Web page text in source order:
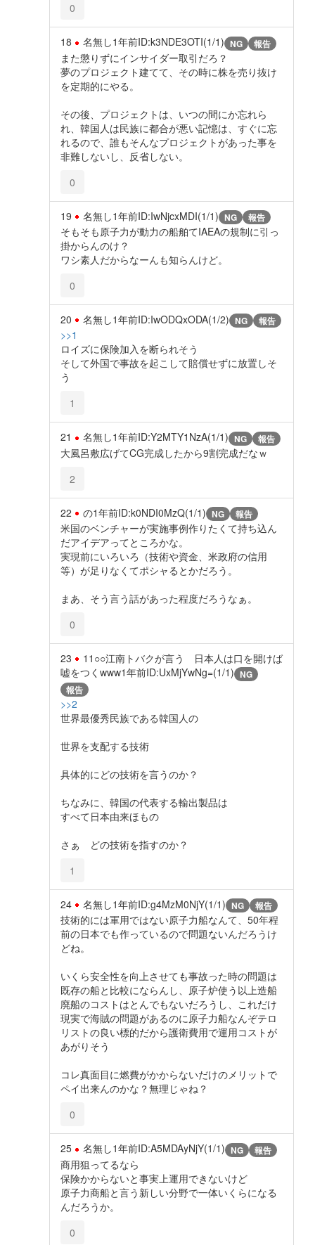
0
18 名無し1年前ID:k3NDE3OTI(1/1) NG 報告
また懲りずにインサイダー取引だろ？
夢のプロジェクト建てて、その時に株を売り抜け
を定期的にやる。
その後、プロジェクトは、いつの間にか忘れら
れ、韓国人は民族に都合が悪い記憶は、すぐに忘
れるので、誰もそんなプロジェクトがあった事を
非難しないし、反省しない。
0
19 名無し1年前ID:IwNjcxMDI(1/1) NG 報告
そもそも原子力が動力の船舶てIAEAの規制に引っ
掛からんのけ？
ワシ素人だからなーんも知らんけど。
0
20 名無し1年前ID:IwODQxODA(1/2) NG 報告
>>1
ロイズに保険加入を断られそう
そして外国で事故を起こして賠償せずに放置しそ
う
1
21 名無し1年前ID:Y2MTY1NzA(1/1) NG 報告
大風呂敷広げてCG完成したから9割完成だなｗ
2
22 の1年前ID:k0NDI0MzQ(1/1) NG 報告
米国のベンチャーが実施事例作りたくて持ち込ん
だアイデアってところかな。
実現前にいろいろ（技術や資金、米政府の信用
等）が足りなくてポシャるとかだろう。
まあ、そう言う話があった程度だろうなぁ。
0
23
11○○江南トバクが言う 日本人は口を開けば
嘘をつくwww1年前ID:UxMjYwNg=(1/1) NG
報告
>>2
世界最優秀民族である韓国人の
世界を支配する技術
具体的にどの技術を言うのか？
ちなみに、韓国の代表する輸出製品は
すべて日本由来ほもの
さぁ どの技術を指すのか？
1
24 名無し1年前ID:g4MzM0NjY(1/1) NG 報告
技術的には軍用ではない原子力船なんて、50年程
前の日本でも作っているので問題ないんだろうけ
どね。
いくら安全性を向上させても事故った時の問題は
既存の船と比較にならんし、原子炉使う以上造船
廃船のコストはとんでもないだろうし、これだけ
現実で海賊の問題があるのに原子力船なんぞテロ
リストの良い標的だから護衛費用で運用コストが
あがりそう
コレ真面目に燃費がかからないだけのメリットで
ペイ出来んのかな？無理じゃね？
0
25 名無し1年前ID:A5MDAyNjY(1/1) NG 報告
商用狙ってるなら
保険かからないと事実上運用できないけど
原子力商船と言う新しい分野で一体いくらになる
んだろうか。
0